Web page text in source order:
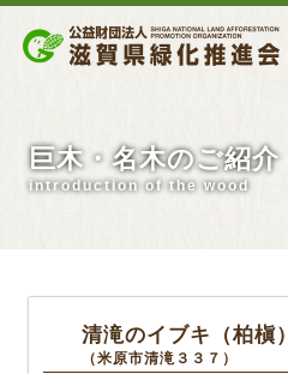
巨木・名木のご紹介
introduction of the wood
清滝のイブキ（柏槇）
（米原市清滝３３７）